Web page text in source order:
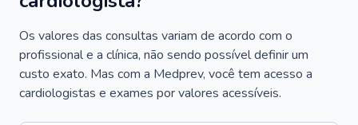
Os valores das consultas variam de acordo com o
profissional e a clínica, não sendo possível definir um
custo exato. Mas com a Medprev, você tem acesso a
cardiologistas e exames por valores acessíveis.